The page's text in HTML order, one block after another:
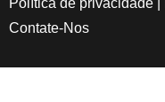
Política de privacidade
Contate-Nos